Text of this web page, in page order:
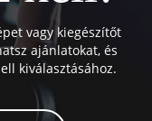
vagy kiegészítőt
ajánlatokat, és
kiválasztásához.